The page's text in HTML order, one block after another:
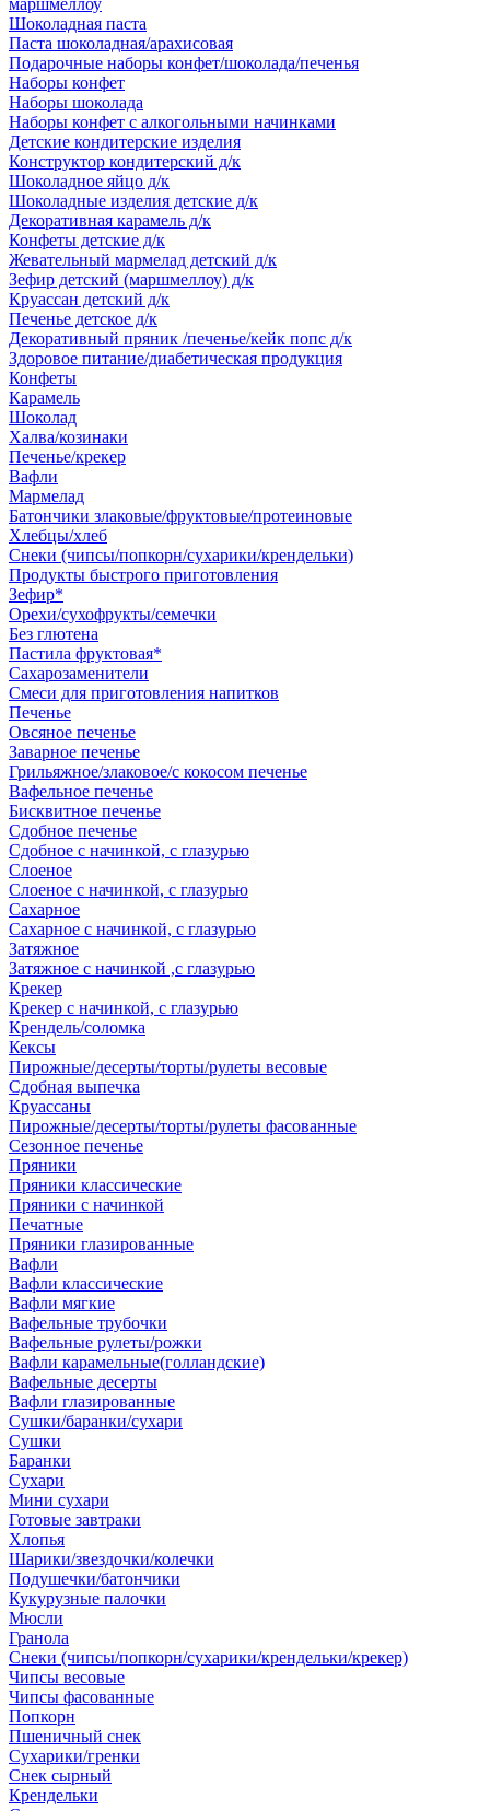
маршмеллоу
Шоколадная паста
Паста шоколадная/арахисовая
Подарочные наборы конфет/шоколада/печенья
Наборы конфет
Наборы шоколада
Наборы конфет с алкогольными начинками
Детские кондитерские изделия
Конструктор кондитерский д/к
Шоколадное яйцо д/к
Шоколадные изделия детские д/к
Декоративная карамель д/к
Конфеты детские д/к
Жевательный мармелад детский д/к
Зефир детский (маршмеллоу) д/к
Круассан детский д/к
Печенье детское д/к
Декоративный пряник /печенье/кейк попс д/к
Здоровое питание/диабетическая продукция
Конфеты
Карамель
Шоколад
Халва/козинаки
Печенье/крекер
Вафли
Мармелад
Батончики злаковые/фруктовые/протеиновые
Хлебцы/хлеб
Снеки (чипсы/попкорн/сухарики/крендельки)
Продукты быстрого приготовления
Зефир*
Орехи/сухофрукты/семечки
Без глютена
Пастила фруктовая*
Сахарозаменители
Смеси для приготовления напитков
Печенье
Овсяное печенье
Заварное печенье
Грильяжное/злаковое/с кокосом печенье
Вафельное печенье
Бисквитное печенье
Сдобное печенье
Сдобное с начинкой, с глазурью
Слоеное
Слоеное с начинкой, с глазурью
Сахарное
Сахарное с начинкой, с глазурью
Затяжное
Затяжное с начинкой ,с глазурью
Крекер
Крекер с начинкой, с глазурью
Крендель/соломка
Кексы
Пирожные/десерты/торты/рулеты весовые
Сдобная выпечка
Круассаны
Пирожные/десерты/торты/рулеты фасованные
Сезонное печенье
Пряники
Пряники классические
Пряники с начинкой
Печатные
Пряники глазированные
Вафли
Вафли классические
Вафли мягкие
Вафельные трубочки
Вафельные рулеты/рожки
Вафли карамельные(голландские)
Вафельные десерты
Вафли глазированные
Сушки/баранки/сухари
Сушки
Баранки
Сухари
Мини сухари
Готовые завтраки
Хлопья
Шарики/звездочки/колечки
Подушечки/батончики
Кукурузные палочки
Мюсли
Гранола
Снеки (чипсы/попкорн/сухарики/крендельки/крекер)
Чипсы весовые
Чипсы фасованные
Попкорн
Пшеничный снек
Сухарики/гренки
Снек сырный
Крендельки